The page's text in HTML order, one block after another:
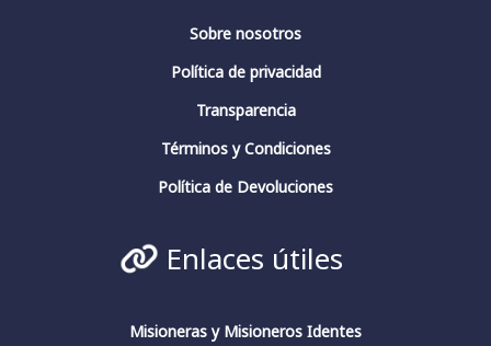
Sobre nosotros
Política de privacidad
Transparencia
Términos y Condiciones
Política de Devoluciones
Enlaces útiles
Misioneras y Misioneros Identes